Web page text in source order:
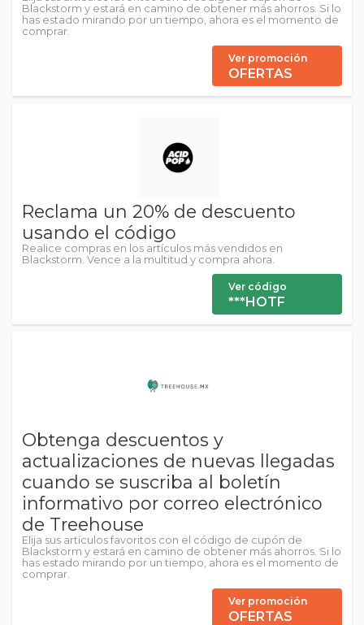
Blackstorm y estará en camino de obtener más ahorros. Si lo
has estado mirando por un tiempo, ahora es el momento de
comprar.
Ver promoción
OFERTAS
Reclama un 20% de descuento
usando el código
Realice compras en los artículos más vendidos en
Blackstorm. Vence a la multitud y compra ahora.
Ver código
***HOTF
Obtenga descuentos y
actualizaciones de nuevas llegadas
cuando se suscriba al boletín
informativo por correo electrónico
de Treehouse
Elija sus artículos favoritos con el código de cupón de
Blackstorm y estará en camino de obtener más ahorros. Si lo
has estado mirando por un tiempo, ahora es el momento de
comprar.
Ver promoción
OFERTAS